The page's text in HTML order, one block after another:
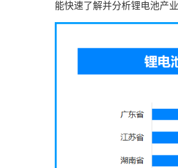
能快速了解并分析锂电池产